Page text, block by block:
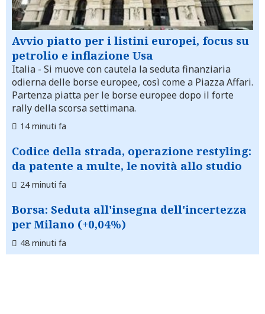
Avvio piatto per i listini europei, focus su
petrolio e inflazione Usa
Italia - Si muove con cautela la seduta finanziaria
odierna delle borse europee, così come a Piazza Affari.
Partenza piatta per le borse europee dopo il forte
rally della scorsa settimana.
14 minuti fa
Codice della strada, operazione restyling:
da patente a multe, le novità allo studio
24 minuti fa
Borsa: Seduta all'insegna dell'incertezza
per Milano (+0,04%)
48 minuti fa